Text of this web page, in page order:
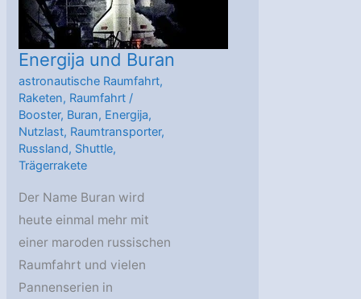
Energija und Buran
astronautische Raumfahrt,
Raketen, Raumfahrt /
Booster, Buran, Energija,
Nutzlast, Raumtransporter,
Russland, Shuttle,
Trägerrakete
Der Name Buran wird
heute einmal mehr mit
einer maroden russischen
Raumfahrt und vielen
Pannenserien in